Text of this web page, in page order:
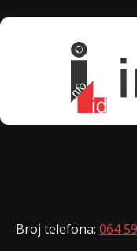
Broj telefona: 064